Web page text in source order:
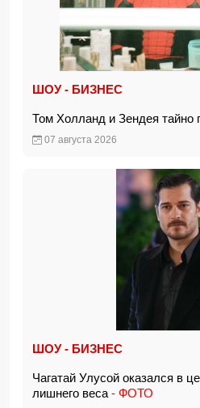
ШОУ - БИЗНЕС
Том Холланд и Зендея тайно
07 августа 2026
ШОУ - БИЗНЕС
Чагатай Улусой оказался в
лишнего веса - ФОТО